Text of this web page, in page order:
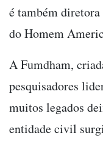
é também
do Homem
A Fumdham,
pesquisadores
muitos legados
entidade civil